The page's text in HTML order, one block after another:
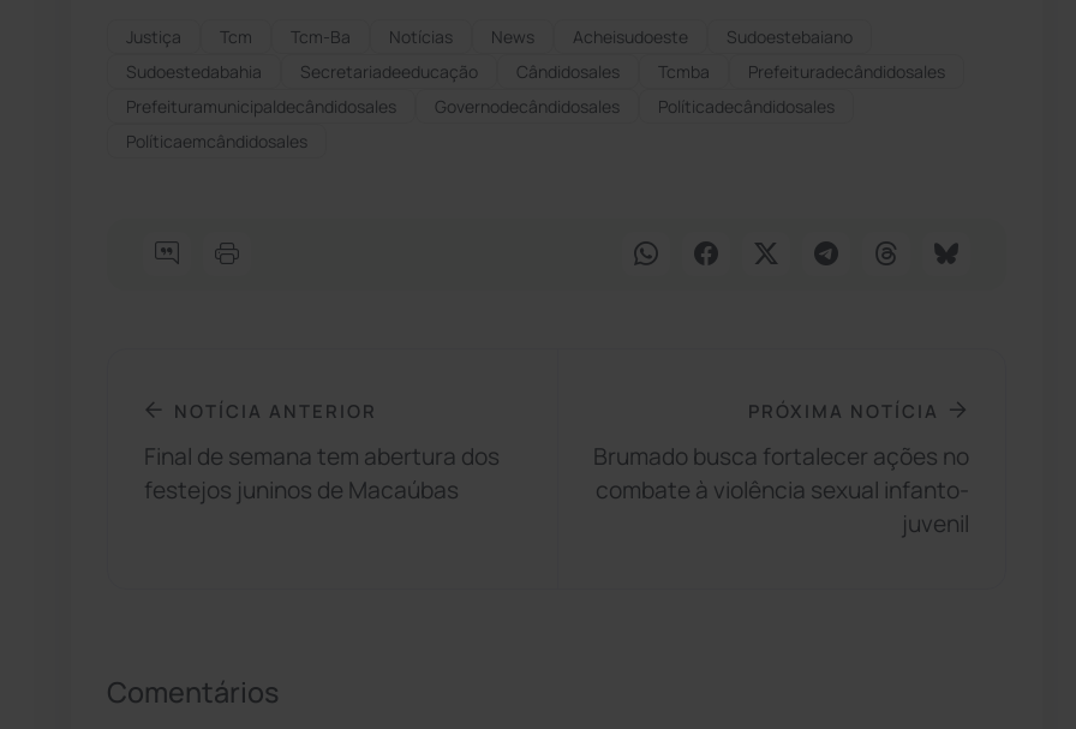
Justiça Tcm Tcm-Ba Notícias News Acheisudoeste
Sudoestebaiano
Sudoestedabahia
Secretariadeeducação Cândidosales Tcmba
Prefeituradecândidosales
Prefeituramunicipaldecândidosales
Governodecândidosales
Políticadecândidosales
Políticaemcândidosales
NOTÍCIA ANTERIOR
Final de semana tem abertura dos
festejos juninos de Macaúbas
PRÓXIMA NOTÍCIA
Brumado busca fortalecer ações no
combate à violência sexual infanto-
juvenil
Comentários